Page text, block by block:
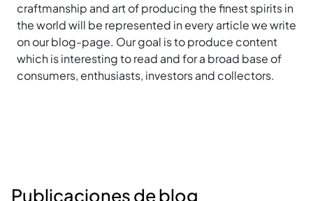
craftmanship and art of producing the finest spirits in
the world will be represented in every article we write
on our blog-page. Our goal is to produce content
which is interesting to read and for a broad base of
consumers, enthusiasts, investors and collectors.
Publicaciones de blog